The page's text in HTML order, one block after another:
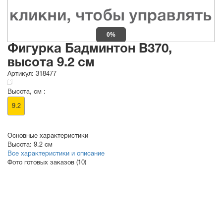
0%
Фигурка Бадминтон B370,
высота 9.2 см
Артикул: 318477
Высота, см :
9.2
Основные характеристики
Высота: 9.2 см
Все характеристики и описание
Фото готовых заказов (10)